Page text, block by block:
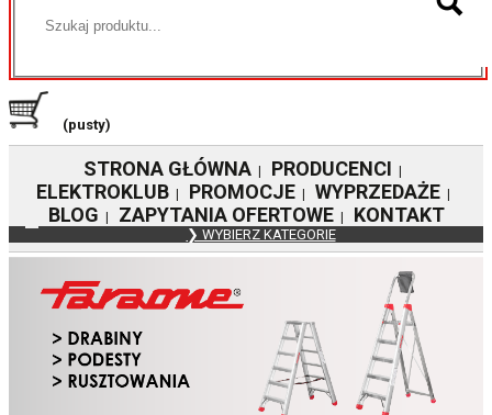
(pusty)
STRONA GŁÓWNA PRODUCENCI
ELEKTROKLUB| PROMOCJE| WYPRZEDAŻE|
BLOG ZAPYTANIA OFERTOWE| KONTAKT
❯ WYBIERZ KATEGORIE